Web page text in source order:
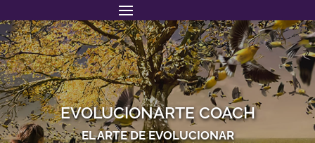
EVOLUCIONARTE COACH
EL ARTE DE EVOLUCIONAR